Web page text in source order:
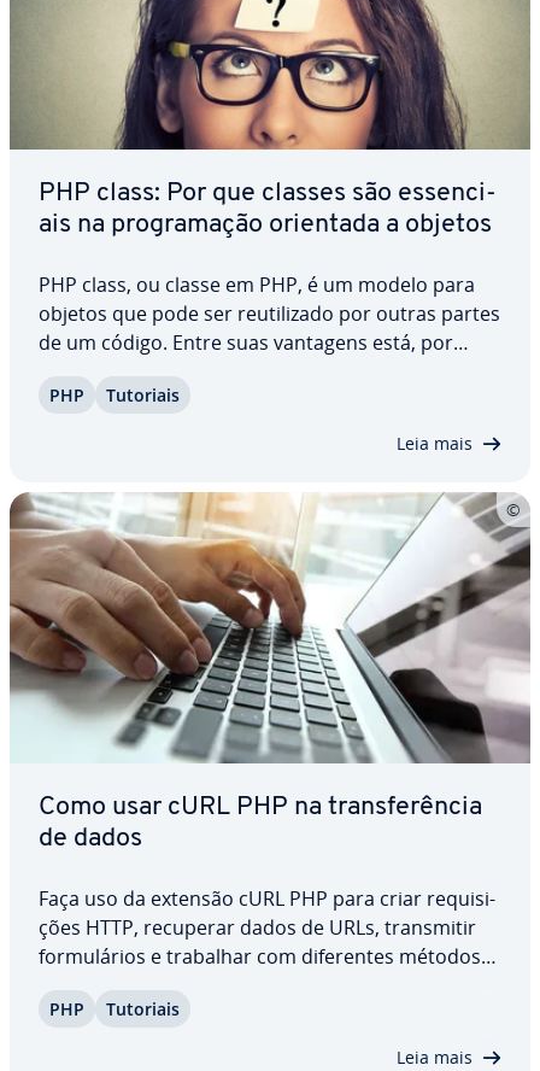
PHP class: Por que classes são es­sen­ci­
ais na pro­gra­ma­ção orientada a objetos
PHP class, ou classe em PHP, é um modelo para
objetos que pode ser reu­ti­li­zado por outras partes
de um código. Entre suas vantagens está, por
em PHP também podem res­trin­gir acessos a
PHP Tutoriais
Leia mais
Como usar cURL PHP na trans­fe­rên­cia
de dados
Faça uso da extensão cURL PHP para criar re­qui­si­
ções HTTP, recuperar dados de URLs, trans­mi­tir
for­mu­lá­rios e trabalhar com di­fe­ren­tes métodos
uma vasta gama de funções que permitem a in­te­
PHP Tutoriais
Leia mais